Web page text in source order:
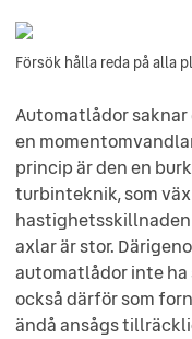
Försök hålla reda på alla
Automatlådor
en
princip är den en
turbinteknik, som
axlar är stor.
automatlådor inte
också därför som
ändå ansågs